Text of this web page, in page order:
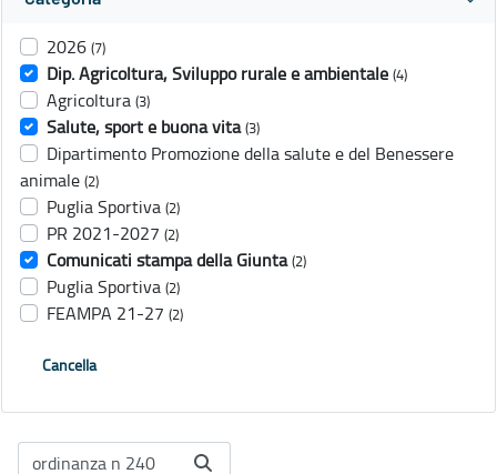
2026 (7)
Dip. Agricoltura, Sviluppo rurale e ambientale (4)
Agricoltura (3)
Salute, sport e buona vita (3)
Dipartimento Promozione della salute e del Benessere
animale (2)
Puglia Sportiva (2)
PR 2021-2027 (2)
Comunicati stampa della Giunta (2)
Puglia Sportiva (2)
FEAMPA 21-27 (2)
Cancella